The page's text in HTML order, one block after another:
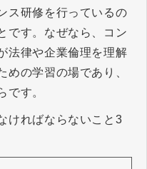
ス研修を行っているの
です。なぜなら、コン
法律や企業倫理を理解
めの学習の場であり、
です。
ければならないこと3